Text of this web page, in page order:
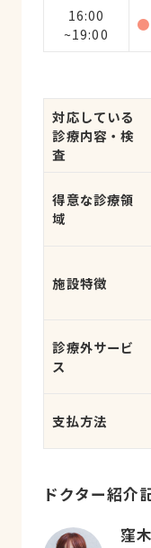
16:00
~19:00
●
対応している
診療内容・検
査
得意な診療領
域
施設特徴
診療外サービ
ス
支払方法
ドクター紹介
窪